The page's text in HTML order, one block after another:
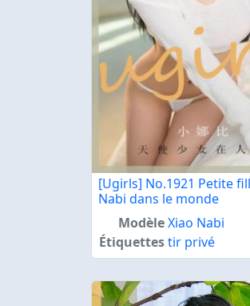
[Ugirls] No.1921 Petite
Nabi dans le monde
ModèleXiao Nabi
Étiquettestir privé